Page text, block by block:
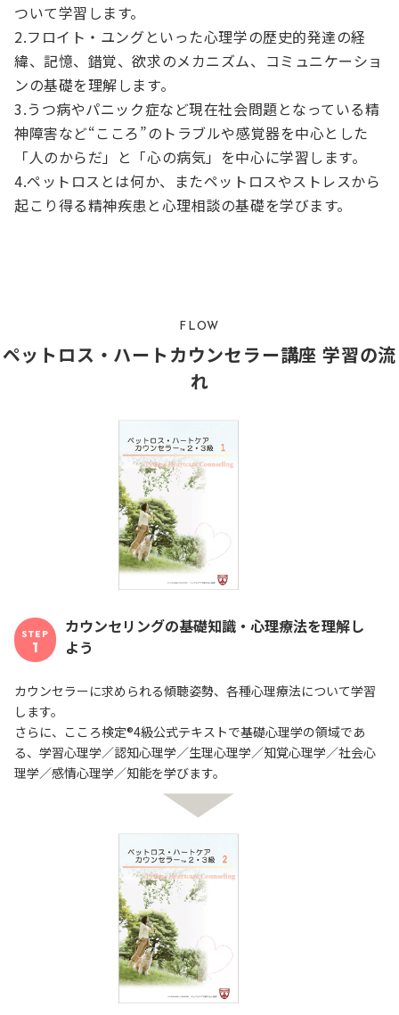
ついて学習します。
2.フロイト・ユングといった心理学の歴史的発達の経
緯、記憶、錯覚、欲求のメカニズム、コミュニケーショ
ンの基礎を理解します。
3.うつ病やパニック症など現在社会問題となっている精
神障害など“こころ”のトラブルや感覚器を中心とした
「人のからだ」と「心の病気」を中心に学習します。
4.ペットロスとは何か、またペットロスやストレスから
起こり得る精神疾患と心理相談の基礎を学びます。
FLOW
ペットロス・ハートカウンセラー講座 学習の流
れ
STEP
1
カウンセリングの基礎知識・心理療法を理解し
よう
カウンセラーに求められる傾聴姿勢、各種心理療法について学習
します。
さらに、こころ検定®4級公式テキストで基礎心理学の領域であ
る、学習心理学／認知心理学／生理心理学／知覚心理学／社会心
理学／感情心理学／知能を学びます。